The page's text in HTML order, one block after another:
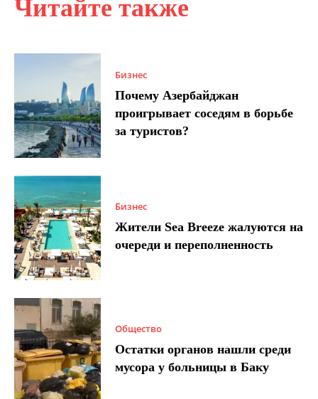
Читайте также
Бизнес
Почему Азербайджан
проигрывает соседям в борьбе
за туристов?
Бизнес
Жители Sea Breeze жалуются на
очереди и переполненность
Общество
Остатки органов нашли среди
мусора у больницы в Баку